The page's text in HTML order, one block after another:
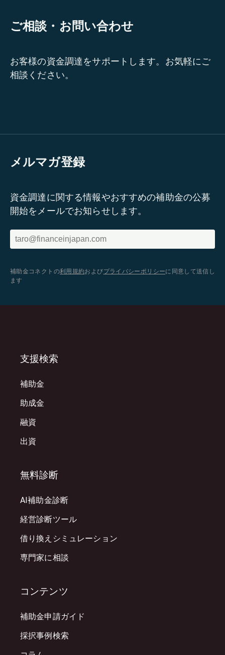
ご相談・お問い合わせ
お客様の資金調達をサポートします。お気軽にご
相談ください。
メルマガ登録
資金調達に関する情報やおすすめの補助金の公募
開始をメールでお知らせします。
補助金コネクトの利用規約およびプライバシーポリシーに同意して送信し
ます
支援検索
補助金
助成金
融資
出資
無料診断
AI補助金診断
経営診断ツール
借り換えシミュレーション
専門家に相談
コンテンツ
補助金申請ガイド
採択事例検索